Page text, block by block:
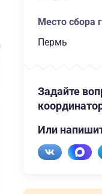
Место сбора
Пермь
Задайте
Или